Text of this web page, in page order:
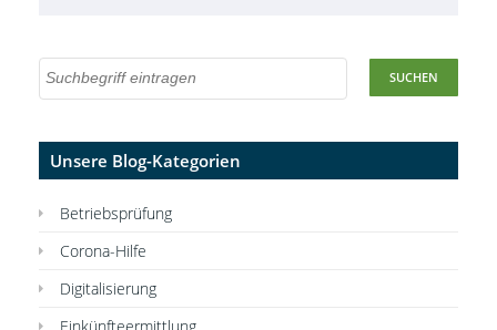
Unsere Blog-Kategorien
Betriebsprüfung
Corona-Hilfe
Digitalisierung